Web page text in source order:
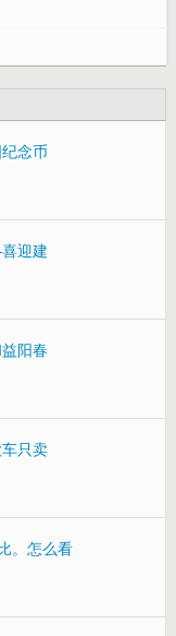
念币
迎建
阳春
只卖
。怎么看